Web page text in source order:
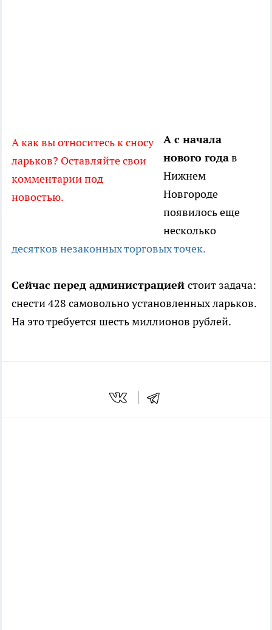
А как вы относитесь к сносу
ларьков? Оставляйте свои
комментарии под
новостью.
А с начала
нового годав
Нижнем
Новгороде
появилось еще
несколько
десятков незаконных торговых точек.
Сейчас перед администрацией стоит задача:
снести 428 самовольно установленных ларьков.
На это требуется шесть миллионов рублей.